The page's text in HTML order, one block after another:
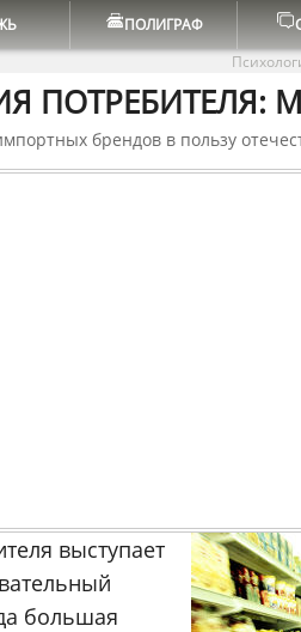
ПОЛИГРАФ
ПОТРЕБИТЕЛЯ:
брендов в пользу
выступает
большая